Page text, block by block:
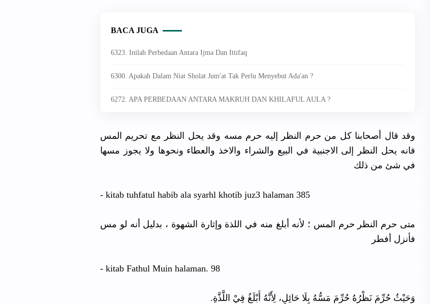
BACA JUGA
6323. Inilah Perbedaan Antara Ijma Dan Ittifaq
6300. Apakah Dalam Niat Sholat Jum'at Tak Perlu Menyebut Ada'an ?
6272. APA PERBEDAAN ANTARA MAKRUH DAN KHILAFUL AULA ?
وقد قال أصحابنا كل من حرم النظر إليه حرم مسه وقد يحل النظر مع تحريم المس
فانه يحل النظر إلى الاجنبية في البيع والشراء والاخذ والعطاء ونحوها ولا يجوز مسها
في شئ من ذلك
- kitab tuhfatul habib ala syarhl khotib juz3 halaman 385
متى حرم النظر حرم المس ؛ لأنه أبلغ منه في اللذة وإثارة الشهوة ، بدليل أنه لو مس
فأنزل أفطر
- kitab Fathul Muin halaman. 98
وَحَيْثُ حُرِّمَ نَظْرُهُ حُرِّمَ مَسُّهُ بِلَا حَائِلٍ، لِأَنَّهُ أَبْلَغُ فِيْ اللَّذَّةِ.